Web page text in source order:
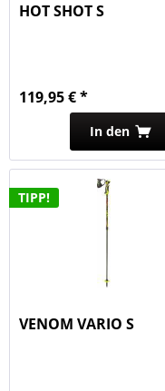
HOT SHOT S
119,95 € *
In den
TIPP!
VENOM VARIO S